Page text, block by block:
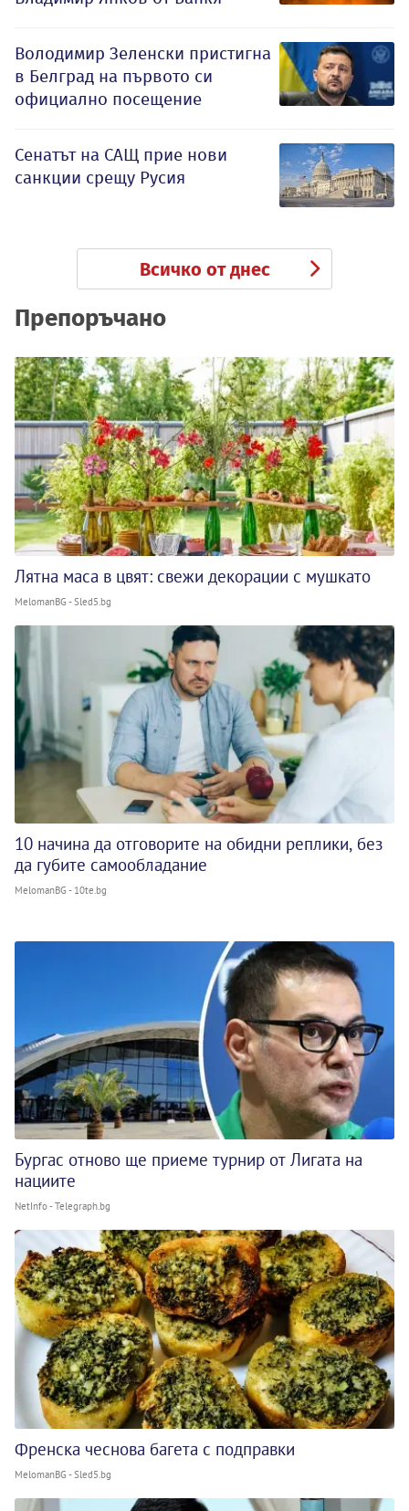
Володимир Зеленски пристигна
в Белград на първото си
официално посещение
Сенатът на САЩ прие нови
санкции срещу Русия
Всичко от днес
Препоръчано
Лятна маса в цвят: свежи декорации с мушкато
MelomanBG - Sled5.bg
10 начина да отговорите на обидни реплики, без
да губите самообладание
MelomanBG - 10te.bg
Бургас отново ще приеме турнир от Лигата на
нациите
NetInfo - Telegraph.bg
Френска чеснова багета с подправки
MelomanBG - Sled5.bg